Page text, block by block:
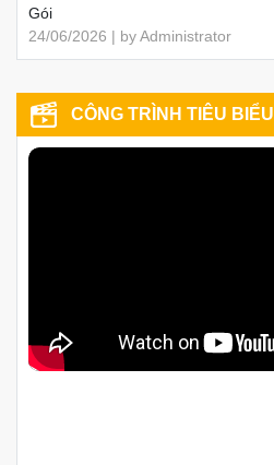
Gói
24/06/2026 | by Administrator
CÔNG TRÌNH TIÊU BIỂU